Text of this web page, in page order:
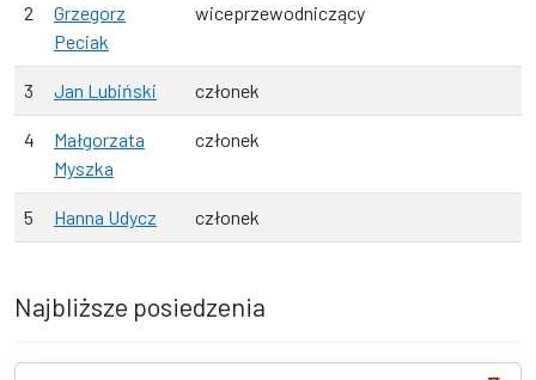
2
Grzegorz
Peciak
wiceprzewodniczący
3 Jan Lubiński członek
4
Małgorzata
Myszka
członek
5 Hanna Udycz członek
Najbliższe posiedzenia